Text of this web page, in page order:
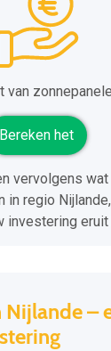
Bereken het
vervolgens
in regio
investering eruit
–